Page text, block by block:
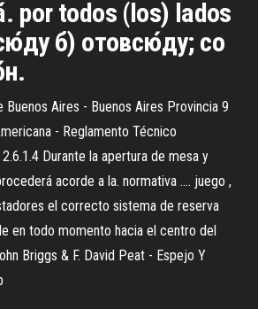
por todos (los) lados
б) отовсю́ду; со
Buenos Aires - Buenos Aires Provincia 9
- Reglamento Técnico
2.6.1.4 Durante la apertura de mesa y
acorde a la. normativa .... juego ,
el correcto sistema de reserva
en todo momento hacia el centro del
Briggs & F. David Peat - Espejo Y